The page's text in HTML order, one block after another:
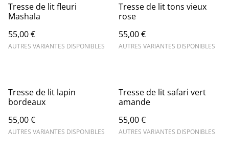
Tresse de lit fleuri
Mashala
55,00 €
AUTRES VARIANTES DISPONIBLES
Tresse de lit tons vieux
rose
55,00 €
AUTRES VARIANTES DISPONIBLES
Tresse de lit lapin
bordeaux
55,00 €
AUTRES VARIANTES DISPONIBLES
Tresse de lit safari vert
amande
55,00 €
AUTRES VARIANTES DISPONIBLES